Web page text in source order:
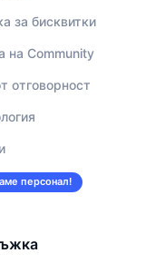
за бисквитки
на Community
отговорност
персонал!